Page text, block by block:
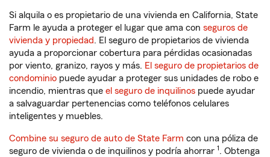
Si alquila o es propietario de una vivienda en California, State
Farm le ayuda a proteger el lugar que ama con seguros de
vivienda y propiedad. El seguro de propietarios de vivienda
ayuda a proporcionar cobertura para pérdidas ocasionadas
por viento, granizo, rayos y más. El seguro de propietarios de
condominio puede ayudar a proteger sus unidades de robo e
incendio, mientras que el seguro de inquilinos puede ayudar
a salvaguardar pertenencias como teléfonos celulares
inteligentes y muebles.
Combine su seguro de auto de State Farm con una póliza de
seguro de vivienda o de inquilinos y podría ahorrar 1. Obtenga